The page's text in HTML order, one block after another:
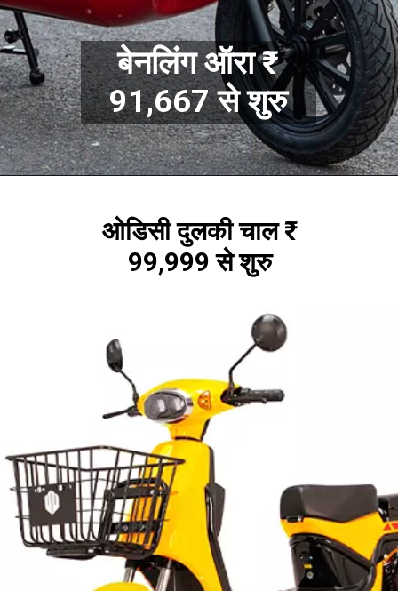
बेनलिंग ऑरा ₹
91,667 से शुरु
ओडिसी दुलकी चाल ₹
99,999 से शुरु